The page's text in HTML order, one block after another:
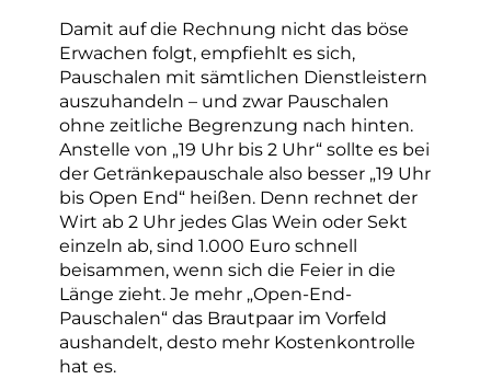
Damit auf die Rechnung nicht das böse
Erwachen folgt, empfiehlt es sich,
Pauschalen mit sämtlichen Dienstleistern
auszuhandeln – und zwar Pauschalen
ohne zeitliche Begrenzung nach hinten.
Anstelle von „19 Uhr bis 2 Uhr“ sollte es bei
der Getränkepauschale also besser „19 Uhr
bis Open End“ heißen. Denn rechnet der
Wirt ab 2 Uhr jedes Glas Wein oder Sekt
einzeln ab, sind 1.000 Euro schnell
beisammen, wenn sich die Feier in die
Länge zieht. Je mehr „Open-End-
Pauschalen“ das Brautpaar im Vorfeld
aushandelt, desto mehr Kostenkontrolle
hat es.